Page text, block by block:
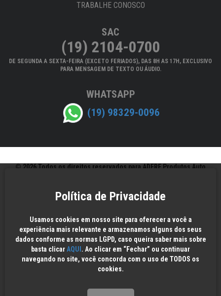
TRABALHE CONOSCO
SAC
(19) 2104-0700
DE SEGUNDA A SEXTA-FEIRA (EXCETO FERIADOS), DAS 8H AS 17H, EXCLUSIVO
PARA MENSAGEM DE TEXTO OU ÁUDIO.
WHATSAPP
(19) 98329-0096
Política de Privacidade
Usamos cookies em nosso site para oferecer a você a
experiência mais relevante e armazenamos alguns dos seus
dados conforme as normas LGPD, caso queira saber mais sobre
basta clicar AQUI . Ao clicar em “Fechar” ou continuar
navegando no site, você concorda com o uso de TODOS os
cookies.
© 2026 Todos os direitos reservados para ADERE Produtos Auto